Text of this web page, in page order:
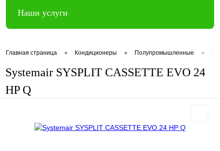
Наши услуги
Главная страница • Кондиционеры • Полупромышленные •
Systemair SYSPLIT CASSETTE EVO 24
HP Q